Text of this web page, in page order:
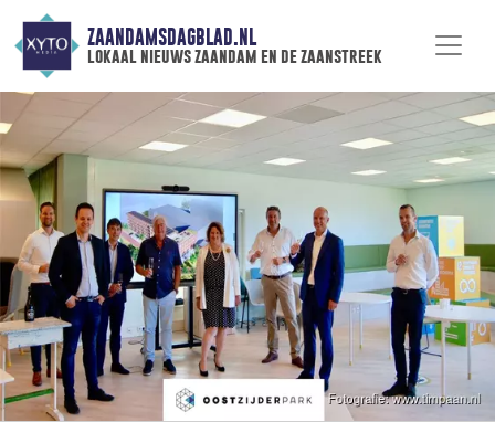
ZAANDAMSDAGBLAD.NL
lokaal nieuws zaandam en de zaanstreek